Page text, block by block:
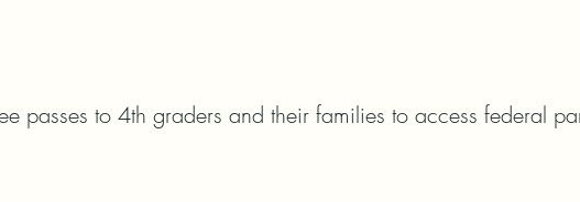
passes to 4th graders and their families to access federal